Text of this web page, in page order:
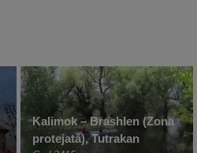
Kalimok – Brashlen (Zona
protejată), Tutrakan